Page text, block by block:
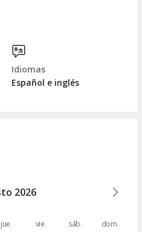
Idiomas
Español e inglés
2026
jue. vie. sáb. dom.